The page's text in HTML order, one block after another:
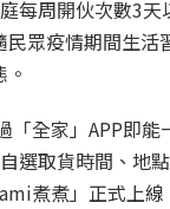
每周開伙次數3天
民眾疫情期間生活
「全家」APP即
選取貨時間、地
煮煮」正式上